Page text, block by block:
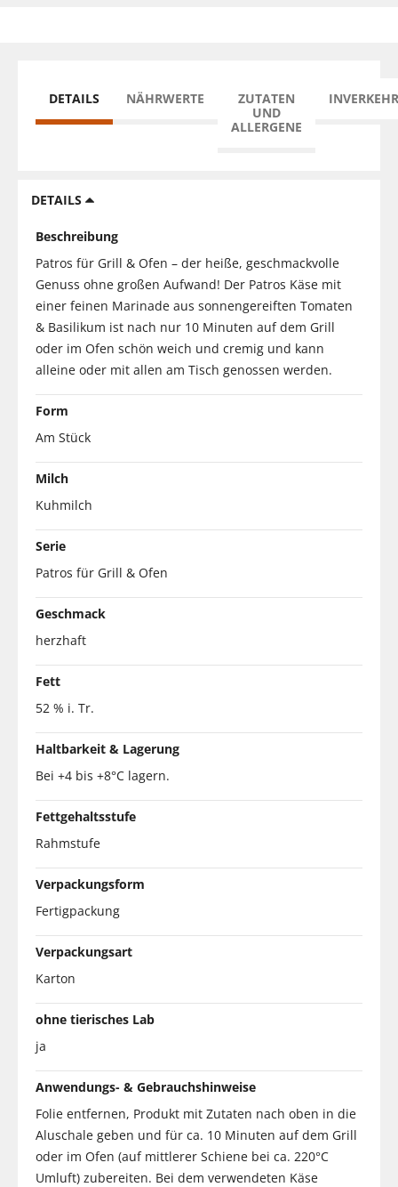
DETAILS NÄHRWERTE
ZUTATEN
UND
ALLERGENE
DETAILS
Beschreibung
Patros für Grill & Ofen – der heiße, geschmackvolle
Genuss ohne großen Aufwand! Der Patros Käse mit
einer feinen Marinade aus sonnengereiften Tomaten
& Basilikum ist nach nur 10 Minuten auf dem Grill
oder im Ofen schön weich und cremig und kann
alleine oder mit allen am Tisch genossen werden.
Form
Am Stück
Milch
Kuhmilch
Serie
Patros für Grill & Ofen
Geschmack
herzhaft
Fett
52 % i. Tr.
Haltbarkeit & Lagerung
Bei +4 bis +8°C lagern.
Fettgehaltsstufe
Rahmstufe
Verpackungsform
Fertigpackung
Verpackungsart
Karton
ohne tierisches Lab
ja
Anwendungs- & Gebrauchshinweise
Folie entfernen, Produkt mit Zutaten nach oben in die
Aluschale geben und für ca. 10 Minuten auf dem Grill
oder im Ofen (auf mittlerer Schiene bei ca. 220°C
Umluft) zubereiten. Bei dem verwendeten Käse